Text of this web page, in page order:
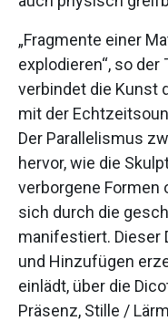
„Fragmente einer
explodieren“, so
verbindet die Kunst
mit der
Der Parallelismus
hervor, wie die
verborgene Formen
sich durch die
manifestiert. Dieser
und Hinzufügen
einlädt, über die
Präsenz, Stille /